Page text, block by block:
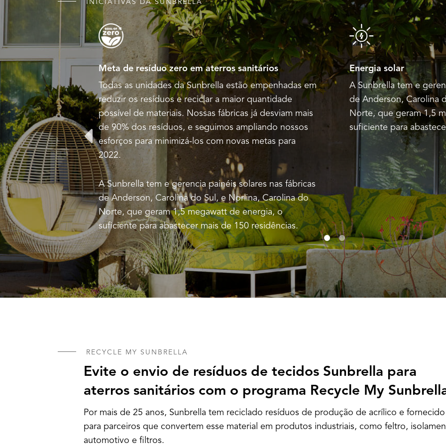
INICIATIVAS DA SUNBRELLA
mais que os
resíduos que
maior
a resistência.
Meta de resíduo zero em aterros sanitários
Todas as unidades da Sunbrella estão empenhadas em
reduzir os resíduos e reciclar a maior quantidade
possível de materiais. Nossas fábricas já desviam mais
de 90% dos resíduos, e seguimos ampliando nossos
esforços para minimizá-los com novas metas para
2022.
A Sunbrella tem e gerencia painéis solares nas fábricas
de Anderson, Carolina do Sul, e Norlina, Carolina do
Norte, que geram 1,5 megawatt de energia, o
suficiente para abastecer mais de 150 residências.
Energia solar
A Sunbrella tem e
de Anderson, Carolina
Norte, que geram 1,5
suficiente para
RECYCLE MY SUNBRELLA
Evite o envio de resíduos de tecidos Sunbrella para
aterros sanitários com o programa Recycle My
Por mais de 25 anos, Sunbrella tem reciclado resíduos de produção de acrílico e fornecido
para parceiros que convertem esse material em produtos industriais, como feltro,
automotivo e filtros.